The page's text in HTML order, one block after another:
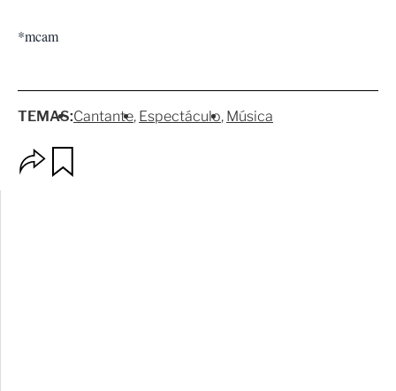
*mcam
TEMAS:Cantante Espectáculo Música
p